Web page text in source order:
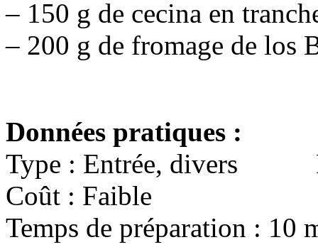
– 150 g de cecina en
– 200 g de fromage de los
Données pratiques :
Type : Entrée, divers
Coût : Faible
Temps de préparation : 10